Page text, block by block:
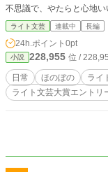
不思議で、やたらと心地いい。 けれど店主には、ひとつだけ気にな
った。 初めて会ったはずなのに、なぜか自分のことをよく知っている。 それに
あの仕草、距離感――どう
だ。 もしかしてこの人
ライト文芸 連載中 長編
24h.ポイント 0pt
小説 228,955 位 /
日常 ほのぼの ライ
ライト文芸大賞エントリ